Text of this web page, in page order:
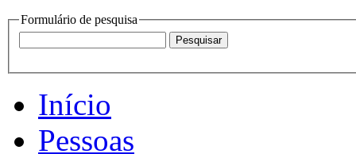
Formulário de pesquisa
Início
Pessoas